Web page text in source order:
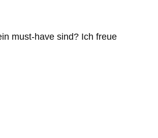
must-have sind? Ich freue